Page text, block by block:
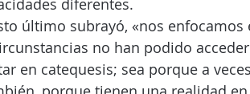
diferentes.
último subrayó, «nos
no han podido
en catequesis; sea porque a